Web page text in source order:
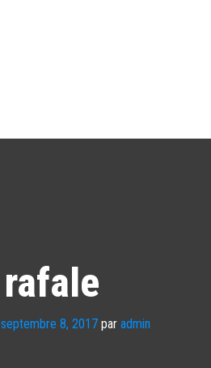
rafale
septembre 8, 2017par admin